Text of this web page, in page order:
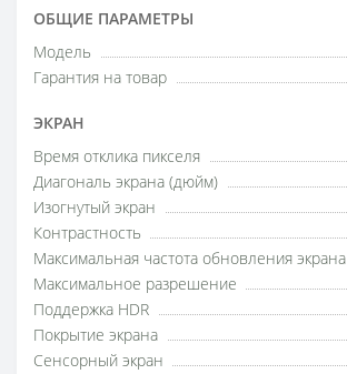
ОБЩИЕ ПАРАМЕТРЫ
Модель
Гарантия на товар
ЭКРАН
Время отклика пикселя
Диагональ экрана (дюйм)
Изогнутый экран
Контрастность
Максимальная частота обновления экрана
Максимальное разрешение
Поддержка HDR
Покрытие экрана
Сенсорный экран